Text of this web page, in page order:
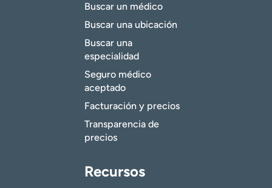
Buscar un médico
Buscar una ubicación
Buscar una
especialidad
Seguro médico
aceptado
Facturación y precios
Transparencia de
precios
Recursos